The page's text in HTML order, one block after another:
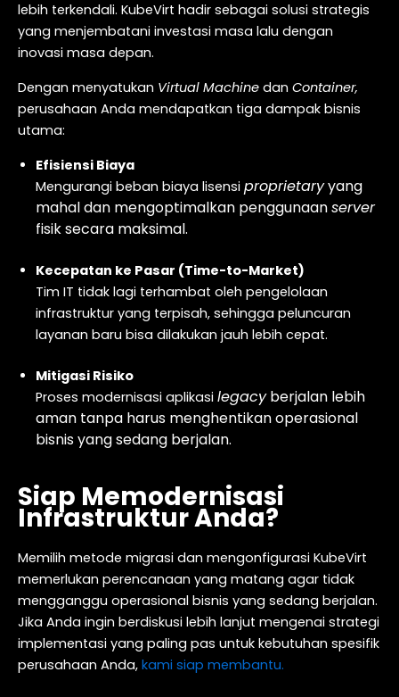
lebih terkendali. KubeVirt hadir sebagai solusi strategis
yang menjembatani investasi masa lalu dengan
inovasi masa depan.
Dengan menyatukan Virtual Machine dan Container,
perusahaan Anda mendapatkan tiga dampak bisnis
utama:
Efisiensi Biaya
Mengurangi beban biaya lisensi proprietaryyang
mahal dan mengoptimalkan penggunaanserver
fisik secara maksimal.
Kecepatan ke Pasar (Time-to-Market)
Tim IT tidak lagi terhambat oleh pengelolaan
infrastruktur yang terpisah, sehingga peluncuran
layanan baru bisa dilakukan jauh lebih cepat.
Mitigasi Risiko
Proses modernisasi aplikasi legacyberjalan lebih
aman tanpa harus menghentikan operasional
bisnis yang sedang berjalan.
Siap Memodernisasi
Infrastruktur Anda?
Memilih metode migrasi dan mengonfigurasi KubeVirt
memerlukan perencanaan yang matang agar tidak
mengganggu operasional bisnis yang sedang berjalan.
Jika Anda ingin berdiskusi lebih lanjut mengenai strategi
implementasi yang paling pas untuk kebutuhan spesifik
perusahaan Anda, kami siap membantu.